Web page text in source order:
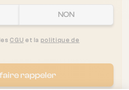
NON
CGU et la politique de
rappeler